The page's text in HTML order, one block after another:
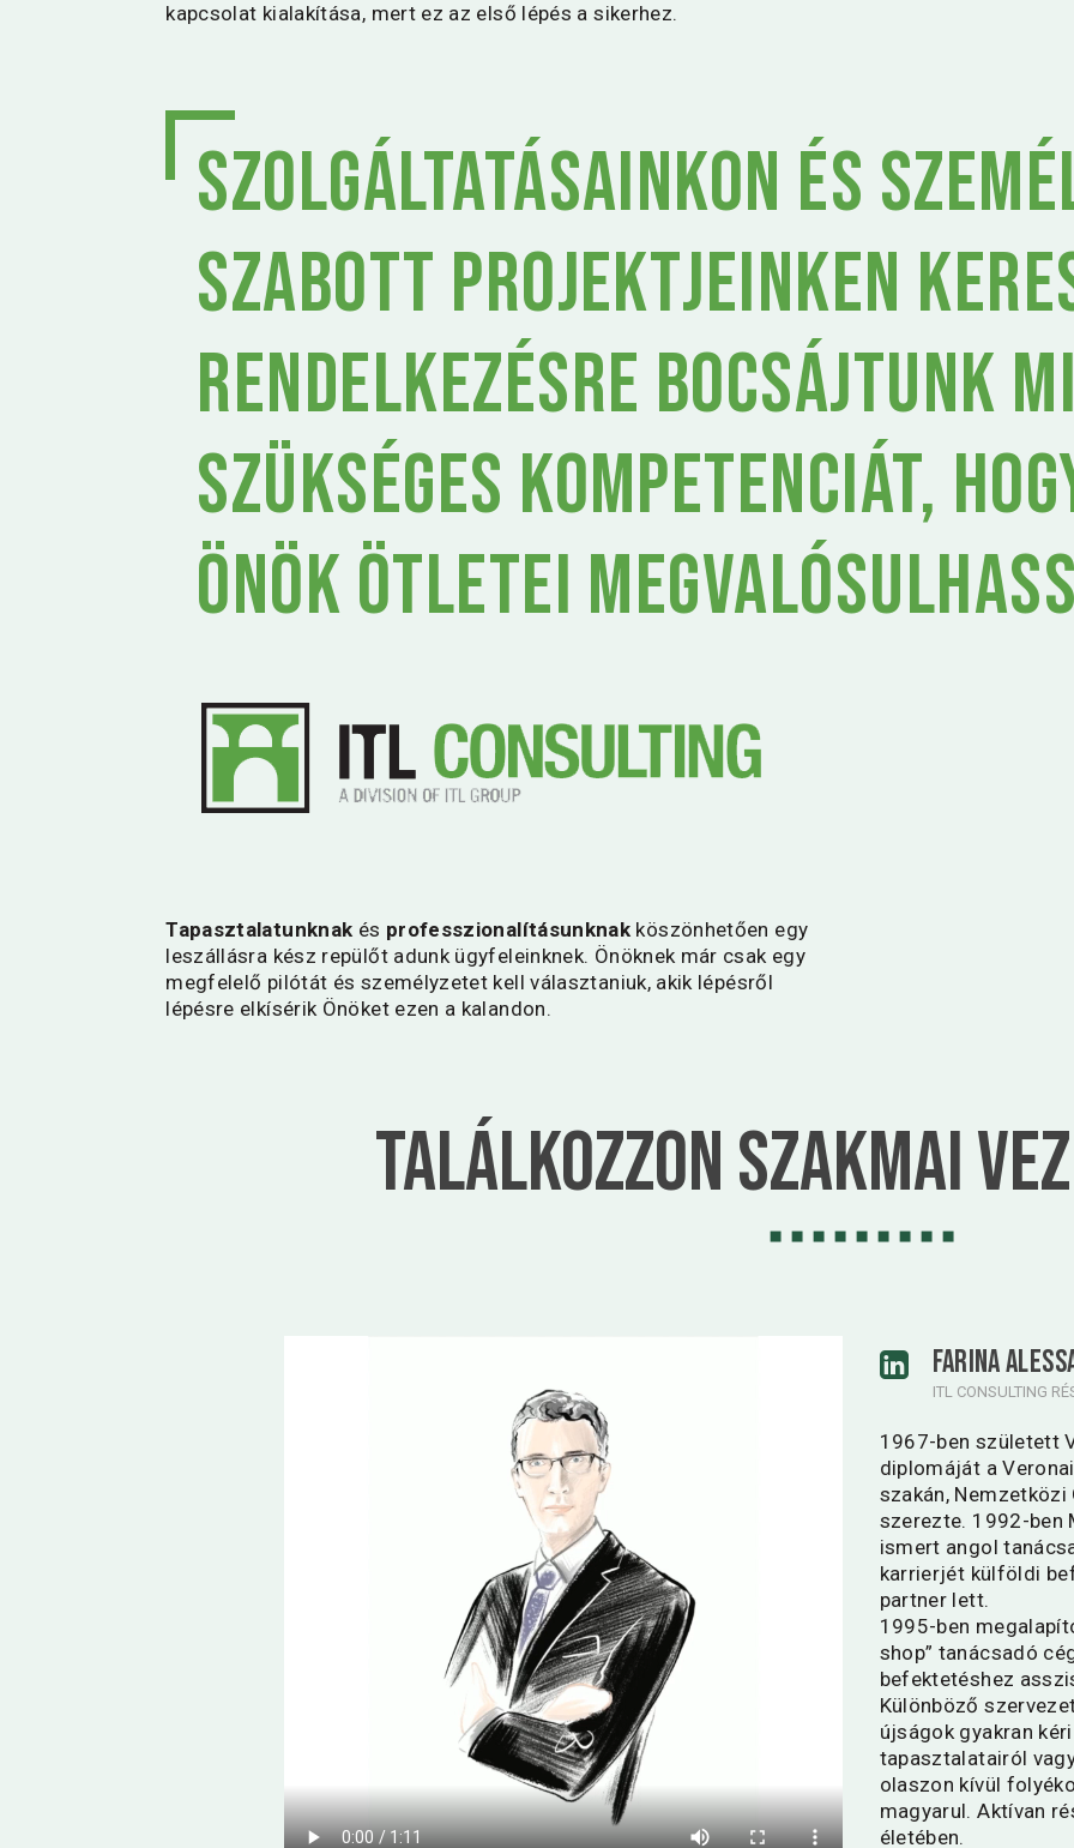
kapcsolat kialakítása, mert ez az első lépés a sikerhez.
Szolgáltatásainkon és
szabott projektjeinken
rendelkezésre bocsájtunk
szükséges kompetenciát,
Önök ötletei
Tapasztalatunknak és professzionalításunknak köszönhetően egy
leszállásra kész repülőt adunk ügyfeleinknek. Önöknek már csak egy
megfelelő pilótát és személyzetet kell választaniuk, akik lépésről
lépésre elkísérik Önöket ezen a kalandon.
Találkozzon Szakmai
FARINA
ITL CONSULTING
1967-ben született
diplomáját a
szakán,
szerezte. 1992-ben
ismert angol
karrierjét külföldi
partner lett.
1995-ben
shop” tanácsadó
befektetéshez
Különböző
újságok gyakran
tapasztalatairól
olaszon kívül
magyarul. Aktívan
életében.